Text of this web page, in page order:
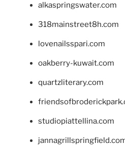
alkaspringswater.com
318mainstreet8h.com
lovenailsspari.com
oakberry-kuwait.com
quartzliterary.com
studiopiattellina.com